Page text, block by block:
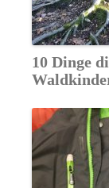
10 Dinge